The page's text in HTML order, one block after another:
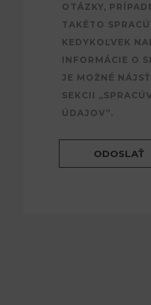
OTÁZKY,
TAKÉTO
KEDYKOĽVEK
INFORMÁCIE O
JE MOŽNÉ
SEKCII
ÚDAJOV“.